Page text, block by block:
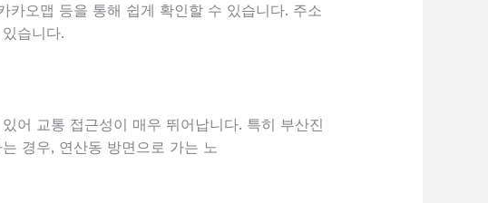
카오맵 등을 통해 쉽게 확인할 수 있습니다. 주소
습니다.
어 교통 접근성이 매우 뛰어납니다. 특히 부산진
경우, 연산동 방면으로 가는 노